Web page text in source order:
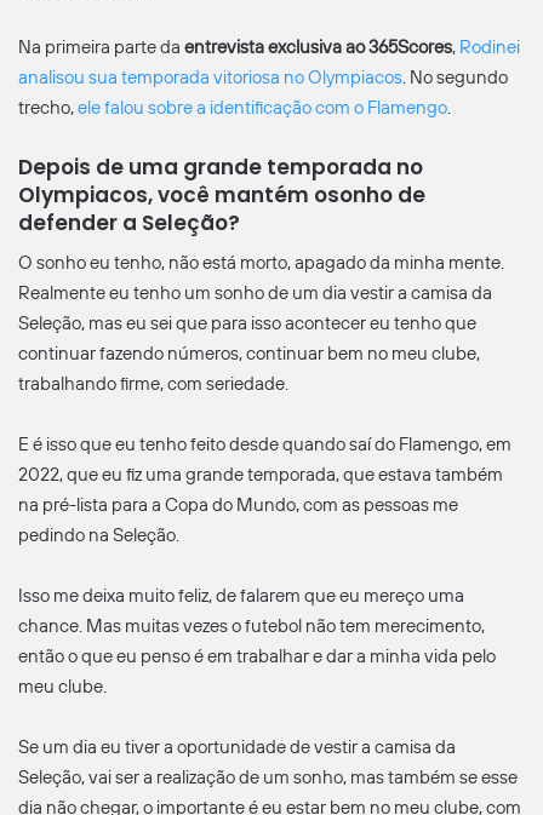
Na primeira parte da entrevista exclusiva ao 365Scores, Rodinei
analisou sua temporada vitoriosa no Olympiacos. No segundo
trecho,ele falou sobre a identificação com o Flamengo.
Depois de uma grande temporada no
Olympiacos, você mantém osonho de
defender a Seleção?
O sonho eu tenho, não está morto, apagado da minha mente.
Realmente eu tenho um sonho de um dia vestir a camisa da
Seleção, mas eu sei que para isso acontecer eu tenho que
continuar fazendo números, continuar bem no meu clube,
trabalhando firme, com seriedade.
E é isso que eu tenho feito desde quando saí do Flamengo, em
2022, que eu fiz uma grande temporada, que estava também
na pré-lista para a Copa do Mundo, com as pessoas me
pedindo na Seleção.
Isso me deixa muito feliz, de falarem que eu mereço uma
chance. Mas muitas vezes o futebol não tem merecimento,
então o que eu penso é em trabalhar e dar a minha vida pelo
meu clube.
Se um dia eu tiver a oportunidade de vestir a camisa da
Seleção, vai ser a realização de um sonho, mas também se esse
dia não chegar, o importante é eu estar bem no meu clube, com